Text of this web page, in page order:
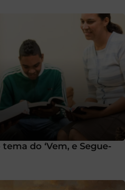
do ‘Vem, e Segue-